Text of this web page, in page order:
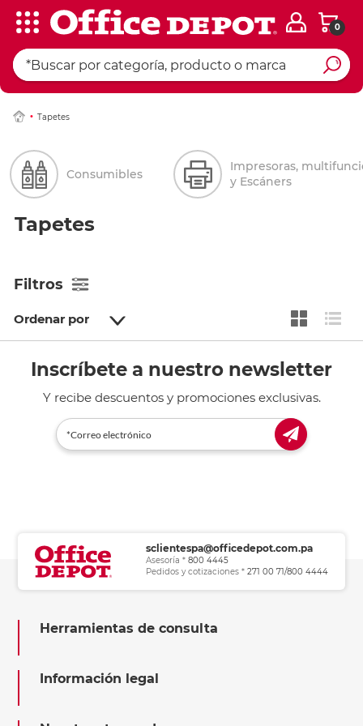
0
Tapetes
Consumibles
Impresoras,
y Escáners
Tapetes
Filtros
Ordenar por
Inscríbete a nuestro newsletter
Y recibe descuentos y promociones exclusivas.
sclientespa@officedepot.com.pa
Asesoría * 800 4445
Pedidos y cotizaciones * 271 00 71/800 4444
Herramientas de consulta
Información legal